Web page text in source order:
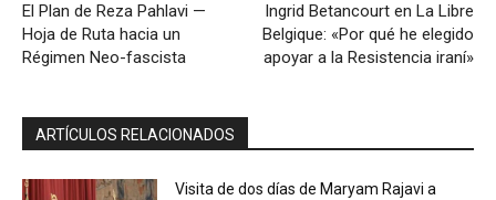
El Plan de Reza Pahlavi —
Hoja de Ruta hacia un
Régimen Neo-fascista
Ingrid Betancourt en La Libre
Belgique: «Por qué he elegido
apoyar a la Resistencia iraní»
ARTÍCULOS RELACIONADOS
Visita de dos días de Maryam Rajavi a